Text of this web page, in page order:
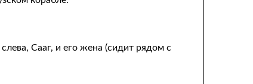
Сааг, и его жена (сидит рядом с